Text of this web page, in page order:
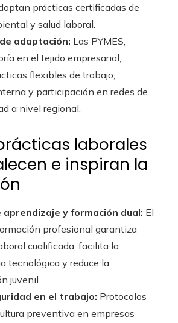
prácticas certificadas de
y salud laboral.
adaptación: Las PYMES,
en el tejido empresarial,
flexibles de trabajo,
y participación en redes de
a nivel regional.
laborales
e inspiran la
aprendizaje y formación dual: El
profesional garantiza
cualificada, facilita la
tecnológica y reduce la
juvenil.
en el trabajo: Protocolos
preventiva en empresas